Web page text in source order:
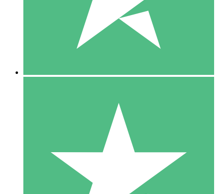
1 Téléchargement
10 00
10 Téléchargements
20 00